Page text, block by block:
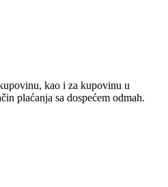
kao i za kupovinu u
plaćanja sa dospećem odmah.